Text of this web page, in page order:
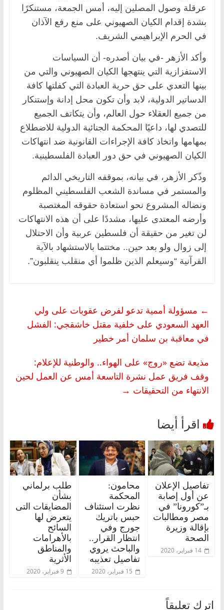
عرقلة وصول المصلين إليه، أمس الجمعة، مستنكرًا
بشدة إقدام الكيان الصهيوني على منع رفع الآذان
في الحرم الإبراهيمي الشريف.
وأكد الأزهر -في بيان أصدره- أن السياسات
الاستفزازية التي ينتهجها الكيان الصهيوني والتي من
بينها التعدي على حق حرية العبادة التي كفلتها كافة
الدساتير الدولية، لابد وأن تكون محل إدانة وإستنكار
من جميع العقلاء حول العالم، وأن يتكاتف الجميع
للتصدي لها، داعيًا المحكمة الجنائية الدولية للاضطلاع
بمهامها واتخاذ كافة الإجراءات القانونية ضد انتهاكات
الكيان الصهيوني في حق دور العبادة الفلسطينية.
وذّكر الأزهر، في بيانه، بموقفه التاريخي الدائم
والمستمر في مساندة الشعب الفلسطيني المظلوم
ونضاله المشروع نحو استعادة حقوقه المغتصبة
وأرضه المعتدى عليها، مشددًا على أن هذه الانتهاكات
لن تغير من حقيقة أن فلسطين عربية وأن الاحتلال
إلى زوال ولو بعد حين.. مختتما بالاستشهاد بالآية
القرآنية “وسيعلم الذين ظلموا أي منقلب ينقلبون”.
← مسؤولة أممية تدعو لفرض عقوبات على ولي
العهد السعودي على خلفية مقتل خاشقجي: الفشل
في معاقبة بن سلمان أمر خطير
مذيعة تضع «روج» على الهواء.. والوطنية للإعلام:
وقف فريق عمل نشرة التاسعة أمس عن العمل لحين
الانتهاء من التحقيقات →
تفاصيل الإعلان
عن أول إصابة
بـ”كورونا” في
مصر ومطالبات
بإقالة وزيرة
الصحة
14 فبراير، 2020
محامون:
المحكمة
نظرت استئناف
حبس باتريك
جورج وفي
انتظار القرار..
والباحث يروي
تفاصيل تعذيبه
15 فبراير، 2020
طلب برلماني
بشأن
المضايقات التى
يتعرض لها
السائح
بالأهرامات
والمناطق
الأثرية
9 فبراير، 2020
اترك تعليقاً